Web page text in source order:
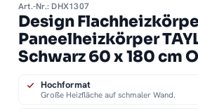
Art.-Nr.: DHX1307
Design
Paneelheizkörper
Schwarz 60 x 180 cm
Hochformat
Große Heizfläche auf schmaler Wand.